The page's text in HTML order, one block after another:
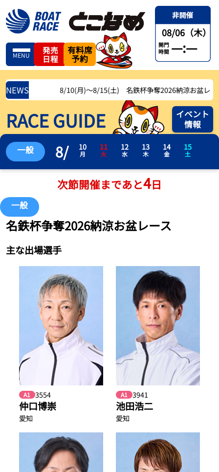
MENU
発売
日程
有料席
予約
08/06（木）
開門
時間 —:—
NEWS 8/10(月)〜8/15(土) 名鉄杯争奪2026納涼お盆レース
RACE GUIDE
イベント
情報
一般 8/ 10
月
11
火
12
水
13
木
14
金
15
土
次節開催まであと4日
一般
名鉄杯争奪2026納涼お盆レース
主な出場選手
A1 3554
仲口博崇
愛知
A1 3941
池田浩二
愛知